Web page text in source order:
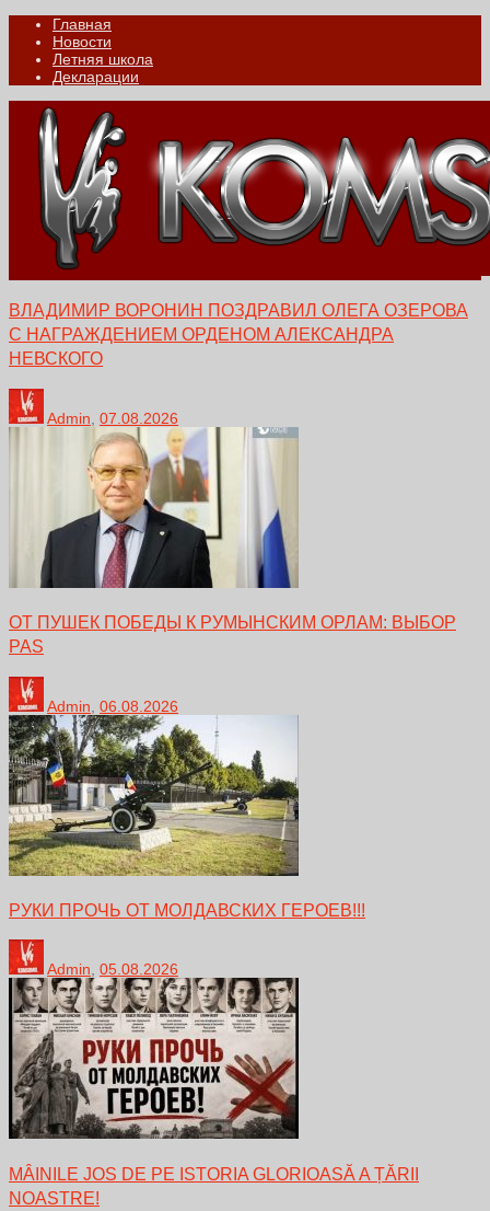
Главная
Новости
Летняя школа
Декларации
ВЛАДИМИР ВОРОНИН ПОЗДРАВИЛ ОЛЕГА ОЗЕРОВА
С НАГРАЖДЕНИЕМ ОРДЕНОМ АЛЕКСАНДРА
НЕВСКОГО
Admin 07.08.2026
ОТ ПУШЕК ПОБЕДЫ К РУМЫНСКИМ ОРЛАМ: ВЫБОР
PAS
Admin 06.08.2026
РУКИ ПРОЧЬ ОТ МОЛДАВСКИХ ГЕРОЕВ!!!
Admin, 05.08.2026
MÂINILE JOS DE PE ISTORIA GLORIOASĂ A ȚĂRII
NOASTRE!